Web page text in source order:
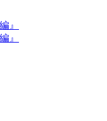
』
』